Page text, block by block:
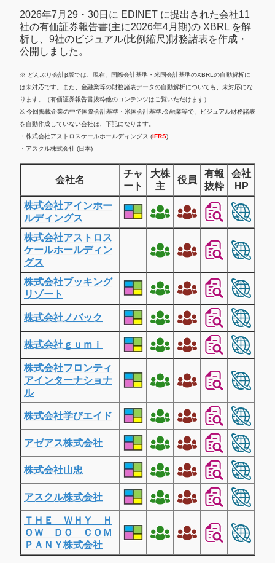
2026年7月29・30日に EDINET に提出された会社11
社の有価証券報告書(主に2026年4月期)の XBRL を解
析し、9社のビジュアル(比例縮尺)財務諸表を作成・
公開しました。
※ どんぶり会計β版では、現在、国際会計基準・米国会計基準のXBRLの自動解析に
は未対応です。また、金融業等の財務諸表データの自動解析についても、未対応にな
ります。（有価証券報告書抜粋他のコンテンツはご覧いただけます）
※ 今回掲載企業の中で国際会計基準・米国会計基準,金融業等で、ビジュアル財務諸表
を自動作成していない会社は、下記になります。
・株式会社アストロスケールホールディングス (IFRS)
・アスクル株式会社 (日本)
会社名
チャ
ート
大株
主
役員
有報
抜粋
会社
HP
株式会社アインホー
ルディングス
株式会社アストロス
ケールホールディン
グス
株式会社ブッキング
リゾート
株式会社ノバック
株式会社ｇｕｍｉ
株式会社フロンティ
アインターナショナ
ル
株式会社学びエイド
アゼアス株式会社
株式会社山忠
アスクル株式会社
ＴＨＥ ＷＨＹ Ｈ
ＯＷ ＤＯ ＣＯＭ
ＰＡＮＹ株式会社